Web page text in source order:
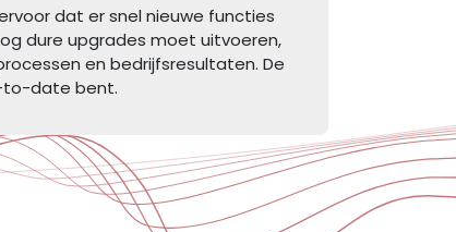
dat er snel nieuwe functies
dure upgrades moet uitvoeren,
en bedrijfsresultaten. De
to-date bent.